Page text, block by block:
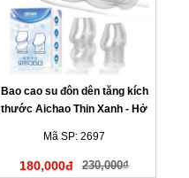
Bao cao su đôn dên tăng kích
thước Aichao Thin Xanh - Hở
Mã SP: 2697
180,000đ 230,000₫